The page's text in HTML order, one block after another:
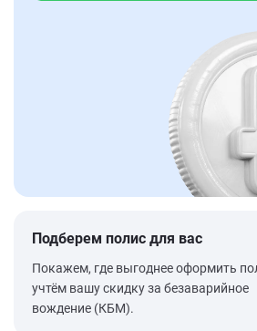
Подберем полис для вас
Покажем, где выгоднее оформить
учтём вашу скидку за безаварийное
вождение (КБМ).